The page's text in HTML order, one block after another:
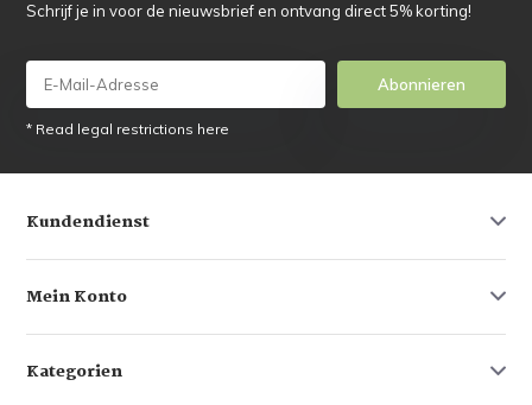
Schrijf je in voor de nieuwsbrief en ontvang direct 5% korting!
Abonnieren
* Read legal restrictions here
Kundendienst
Mein Konto
Kategorien